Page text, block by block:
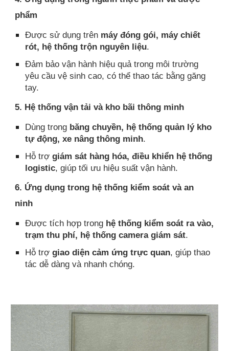
phẩm
Được sử dụng trên máy đóng gói, máy chiết
rót, hệ thống trộn nguyên liệu.
Đảm bảo vận hành hiệu quả trong môi trường
yêu cầu vệ sinh cao, có thể thao tác bằng găng
tay.
5. Hệ thống vận tải và kho bãi thông minh
Dùng trong băng chuyền, hệ thống quản lý kho
tự động, xe nâng thông minh.
Hỗ trợgiám sát hàng hóa, điều khiển hệ thống
logistic, giúp tối ưu hiệu suất vận hành.
6. Ứng dụng trong hệ thống kiểm soát và an
ninh
Được tích hợp trong hệ thống kiểm soát ra vào,
trạm thu phí, hệ thống camera giám sát.
Hỗ trợgiao diện cảm ứng trực quan, giúp thao
tác dễ dàng và nhanh chóng.